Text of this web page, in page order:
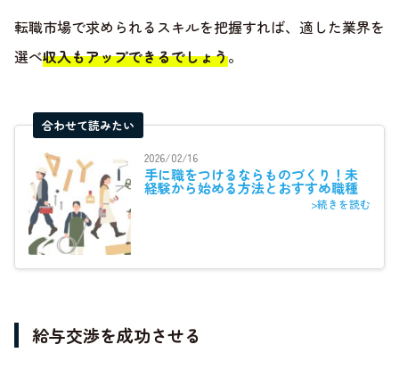
転職市場で求められるスキルを把握すれば、適した業界を
選べ収入もアップできるでしょう。
合わせて読みたい
2026/02/16
手に職をつけるならものづくり！未
経験から始める方法とおすすめ職種
>続きを読む
給与交渉を成功させる